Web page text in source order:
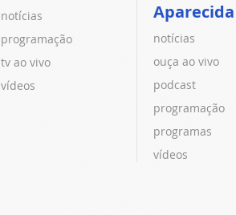
notícias
programação
tv ao vivo
vídeos
Aparecida
notícias
ouça ao vivo
podcast
programação
programas
vídeos